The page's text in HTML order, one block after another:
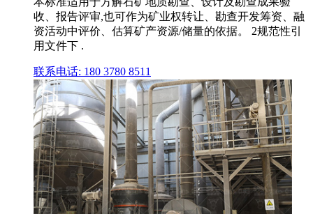
收、报告评审,也可作为矿业权转让、勘查开发筹资、融
资活动中评价、估算矿产资源/储量的依据。 2规范性引
用文件下 .
联系电话: 180 3780 8511